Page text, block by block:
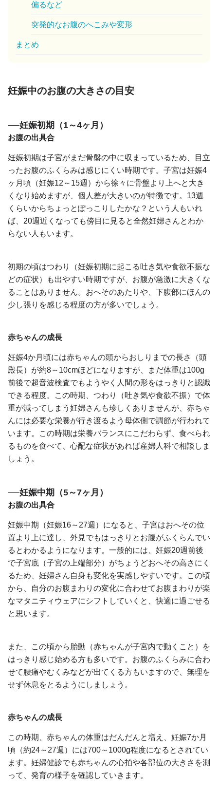
偏るなど
突発的なお腹のへこみや変形
まとめ
妊娠中のお腹の大きさの目安
妊娠初期（1～4ヶ月）
お腹の出具合
妊娠初期は子宮がまだ骨盤の中に収まっているため、目立
ったお腹のふくらみは感じにくい時期です。子宮は妊娠4
ヶ月頃（妊娠12～15週）から徐々に骨盤より上へと大き
くなり始めますが、個人差が大きいのが特徴です。13週
くらいからちょっとぽっこりしたかな？という人もいれ
ば、20週近くなっても傍目に見ると全然妊婦さんとわか
らない人もいます。
初期の頃はつわり（妊娠初期に起こる吐き気や食欲不振な
どの症状）も出やすい時期ですが、お腹が急激に大きくな
ることはありません。おへそのあたりや、下腹部にほんの
少し張りを感じる程度の方が多いでしょう。
赤ちゃんの成長
妊娠4か月頃には赤ちゃんの頭からおしりまでの長さ（頭
殿長）が約8～10cmほどになりますが、まだ体重は100g
前後で超音波検査でもようやく人間の形をはっきりと認識
できる程度。この時期、つわり（吐き気や食欲不振）で体
重が減ってしまう妊婦さんも珍しくありませんが、赤ちゃ
んには必要な栄養が行き渡るよう母体側で調節が行われて
います。この時期は栄養バランスにこだわらず、食べられ
るものを食べて、心配な症状があれば産婦人科で相談しま
しょう。
妊娠中期（5～7ヶ月）
お腹の出具合
妊娠中期（妊娠16～27週）になると、子宮はおへその位
置より上に達し、外見でもはっきりとお腹がふくらんでい
るとわかるようになります。一般的には、妊娠20週前後
で子宮底（子宮の上端部分）がちょうどおへその高さにく
るため、妊婦さん自身も変化を実感しやすいです。この頃
から、自分のお腹まわりの変化に合わせてお腹まわりが楽
なマタニティウェアにシフトしていくと、快適に過ごせる
と思います。
また、この頃から胎動（赤ちゃんが子宮内で動くこと）を
はっきり感じ始める方も多いです。お腹のふくらみに合わ
せて腰痛やむくみなどが出てくる方もいますので、無理を
せず休息をとるようにしましょう。
赤ちゃんの成長
この時期、赤ちゃんの体重はだんだんと増え、妊娠7か月
頃（約24～27週）には700～1000g程度になるとされてい
ます。妊婦健診でも赤ちゃんの心拍や各部位の大きさを測
って、発育の様子を確認していきます。